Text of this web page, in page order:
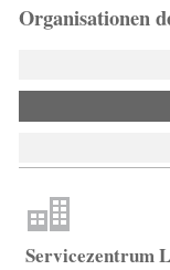
Organisationen
Servicezentrum